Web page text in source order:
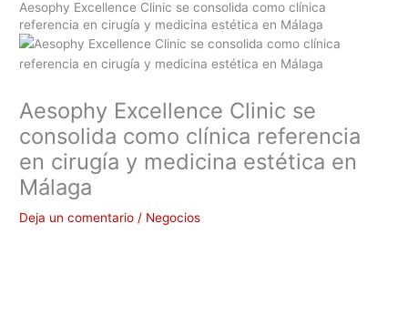
Aesophy Excellence Clinic se consolida como clínica
referencia en cirugía y medicina estética en Málaga
Aesophy Excellence Clinic se
consolida como clínica referencia
en cirugía y medicina estética en
Málaga
Deja un comentario / Negocios